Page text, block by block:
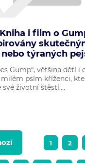
i film o
týraných
Gump“, většina dětí i
psím kříženci,
životní štěstí....
1 2